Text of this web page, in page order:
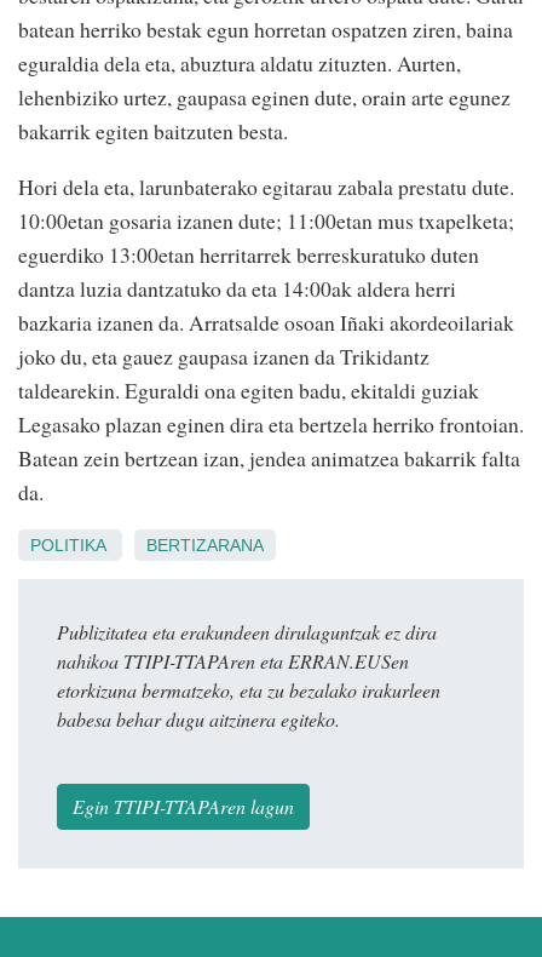
batean herriko bestak egun horretan ospatzen ziren, baina
eguraldia dela eta, abuztura aldatu zituzten. Aurten,
lehenbiziko urtez, gaupasa eginen dute, orain arte egunez
bakarrik egiten baitzuten besta.
Hori dela eta, larunbaterako egitarau zabala prestatu dute.
10:00etan gosaria izanen dute; 11:00etan mus txapelketa;
eguerdiko 13:00etan herritarrek berreskuratuko duten
dantza luzia dantzatuko da eta 14:00ak aldera herri
bazkaria izanen da. Arratsalde osoan Iñaki akordeoilariak
joko du, eta gauez gaupasa izanen da Trikidantz
taldearekin. Eguraldi ona egiten badu, ekitaldi guziak
Legasako plazan eginen dira eta bertzela herriko frontoian.
Batean zein bertzean izan, jendea animatzea bakarrik falta
da.
POLITIKA BERTIZARANA
Publizitatea eta erakundeen dirulaguntzak ez dira
nahikoa TTIPI-TTAPAren eta ERRAN.EUSen
etorkizuna bermatzeko, eta zu bezalako irakurleen
babesa behar dugu aitzinera egiteko.
Egin TTIPI-TTAPAren lagun